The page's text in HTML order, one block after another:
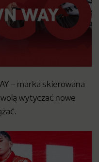
– marka skierowana
wytyczać nowe